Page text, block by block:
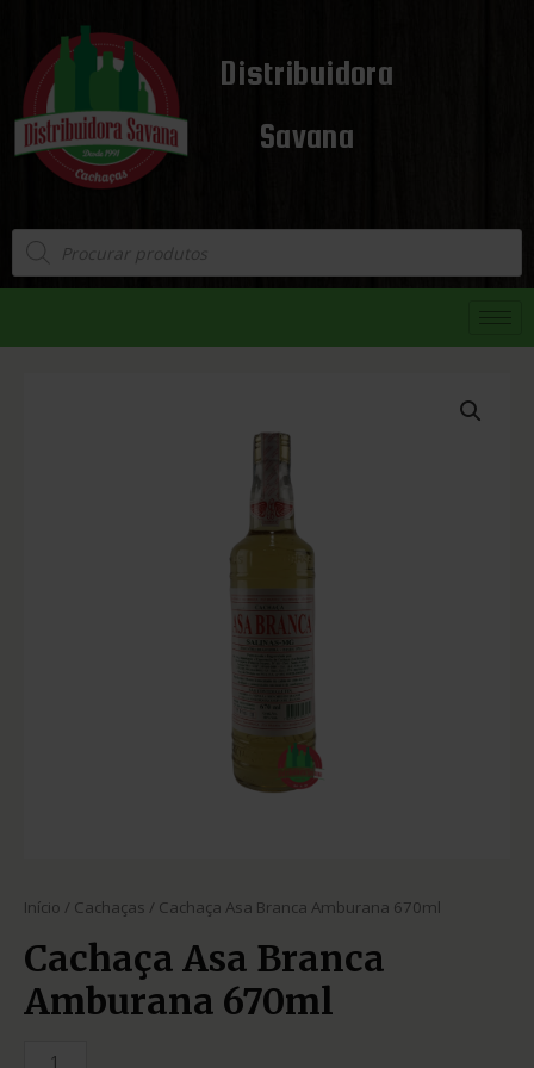
Distribuidora
Savana
Início / Cachaças / Cachaça Asa Branca Amburana 670ml
Cachaça Asa Branca
Amburana 670ml